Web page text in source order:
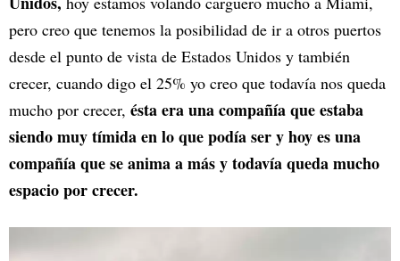
pero creo que tenemos la posibilidad de ir a otros puertos
desde el punto de vista de Estados Unidos y también
crecer, cuando digo el 25% yo creo que todavía nos queda
mucho por crecer, ésta era una compañía que estaba
siendo muy tímida en lo que podía ser y hoy es una
compañía que se anima a más y todavía queda mucho
espacio por crecer.